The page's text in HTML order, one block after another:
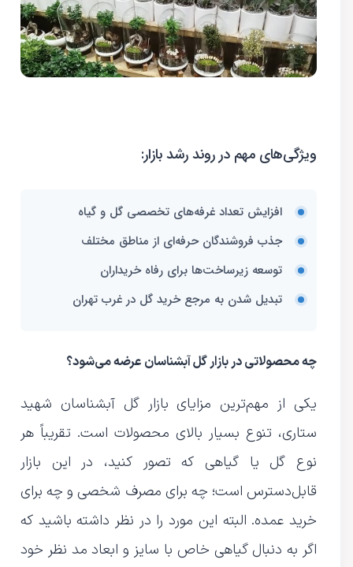
ویژگی‌های مهم در روند رشد بازار:
افزایش تعداد غرفه‌های تخصصی گل و گیاه
جذب فروشندگان حرفه‌ای از مناطق مختلف
توسعه زیرساخت‌ها برای رفاه خریداران
تبدیل شدن به مرجع خرید گل در غرب تهران
چه محصولاتی در بازار گل آبشناسان عرضه می‌شود؟
یکی از مهم‌ترین مزایای بازار گل آبشناسان شهید
ستاری، تنوع بسیار بالای محصولات است. تقریباً هر
نوع گل یا گیاهی که تصور کنید، در این بازار
قابل‌دسترس است؛ چه برای مصرف شخصی و چه برای
خرید عمده. البته این مورد را در نظر داشته باشید که
اگر به دنبال گیاهی خاص با سایز و ابعاد مد نظر خود